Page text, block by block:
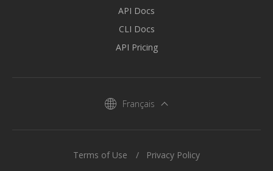
API Docs
CLI Docs
API Pricing
Français
Terms of Use Privacy Policy